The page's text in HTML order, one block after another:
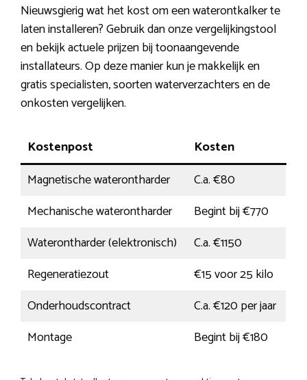
Nieuwsgierig wat het kost om een waterontkalker te
laten installeren? Gebruik dan onze vergelijkingstool
en bekijk actuele prijzen bij toonaangevende
installateurs. Op deze manier kun je makkelijk en
gratis specialisten, soorten waterverzachters en de
onkosten vergelijken.
Kostenpost
Kosten
Magnetische waterontharder
C.a. €80
Mechanische waterontharder
Begint bij €770
Waterontharder (elektronisch)
C.a. €1150
Regeneratiezout
€15 voor 25 kilo
Onderhoudscontract
C.a. €120 per jaar
Montage
Begint bij €180